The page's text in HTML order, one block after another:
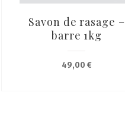
Savon de rasage –
barre 1kg
49,00 €